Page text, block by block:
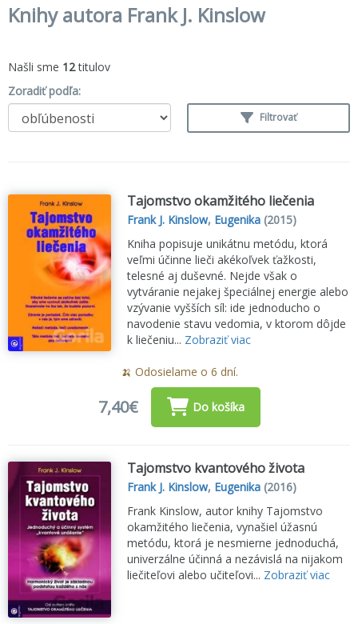
Knihy autora Frank J. Kinslow
Našli sme 12titulov
Zoradiť podľa:
Filtrovať
Tajomstvo okamžitého liečenia
Frank J. Kinslow, Eugenika (2015)
Kniha popisuje unikátnu metódu, ktorá
veľmi účinne lieči akékoľvek ťažkosti,
telesné aj duševné. Nejde však o
vytváranie nejakej špeciálnej energie alebo
vzývanie vyšších síl: ide jednoducho o
navodenie stavu vedomia, v ktorom dôjde
k liečeniu... Zobraziť viac
🍌 Odosielame o 6 dní.
7,40€ Do košíka
Tajomstvo kvantového života
Frank J. Kinslow, Eugenika (2016)
Frank Kinslow, autor knihy Tajomstvo
okamžitého liečenia, vynašiel úžasnú
metódu, ktorá je nesmierne jednoduchá,
univerzálne účinná a nezávislá na nijakom
liečiteľovi alebo učiteľovi... Zobraziť viac